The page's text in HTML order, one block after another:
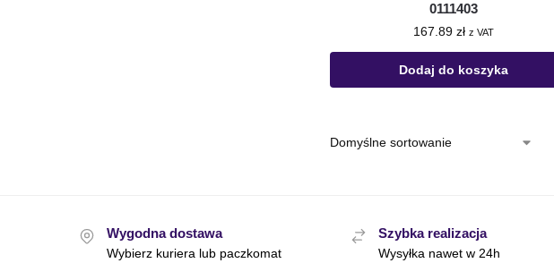
0111403
167.89 zł z VAT
Dodaj do koszyka
Wygodna dostawa
Wybierz kuriera lub paczkomat
Szybka realizacja
Wysyłka nawet w 24h